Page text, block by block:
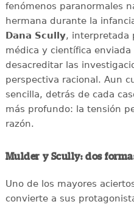
fenómenos paranormales
hermana durante la
Dana Scully, interpretada
médica y científica
desacreditar las
perspectiva racional. Aun
sencilla, detrás de cada
más profundo: la tensión
razón.
Mulder y Scully: dos
Uno de los mayores
convierte a sus